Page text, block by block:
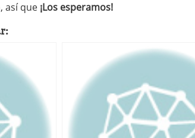
así que ¡Los esperamos!